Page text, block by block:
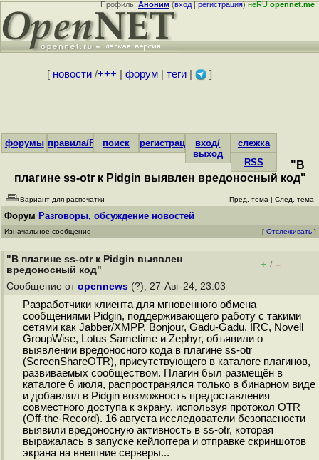
Профиль:Аноним(вход|регистрация)неRUopennet.me
[ новости/+++ форум| теги| ]
форумы правила/FAQпоиск регистрациявход/
выход
слежка
RSS
"В
плагине ss-otr к Pidgin выявлен вредоносный код"
Вариант для распечатки Пред. тема | След. тема
Форум Разговоры, обсуждение новостей
Изначальное сообщение [ Отслеживать ]
"В плагине ss-otr к Pidgin выявлен
вредоносный код"
+ / –
Сообщение от opennews (?), 27-Авг-24, 23:03
Разработчики клиента для мгновенного обмена
сообщениями Pidgin, поддерживающего работу с такими
сетями как Jabber/XMPP, Bonjour, Gadu-Gadu, IRC, Novell
GroupWise, Lotus Sametime и Zephyr, объявили о
выявлении вредоносного кода в плагине ss-otr
(ScreenShareOTR), присутствующего в каталоге плагинов,
развиваемых сообществом. Плагин был размещён в
каталоге 6 июля, распространялся только в бинарном виде
и добавлял в Pidgin возможность предоставления
совместного доступа к экрану, используя протокол OTR
(Off-the-Record). 16 августа исследователи безопасности
выявили вредоносную активность в ss-otr, которая
выражалась в запуске кейлоггера и отправке скриншотов
экрана на внешние серверы...